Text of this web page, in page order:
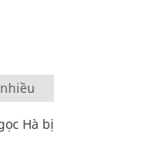
Hà bị